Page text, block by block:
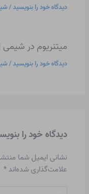
دیدگاه‌ خود را بنویسید/
میتنریوم در
دیدگاه‌ خود را بنویسید/
دیدگاه‌ خود را
نشانی ایمیل شما
علامت‌گذاری شده‌اند*